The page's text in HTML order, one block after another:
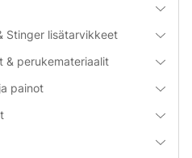
Stinger lisätarvikkeet
& perukemateriaalit
painot
Westin Offset Ewg Hook -